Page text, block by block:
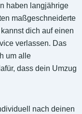
haben langjährige
maßgeschneiderte
dich auf einen
verlassen. Das
um alle
dass dein Umzug
nach deinen